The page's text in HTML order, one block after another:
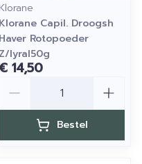
Klorane
Klorane Capil. Droogsh
Haver Rotopoeder
Z/lyral50g
€ 14,50
Bestel